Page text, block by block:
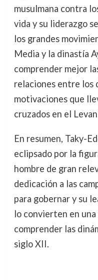
musulmana contra
vida y su liderazgo
los grandes
Media y la dinastía
comprender mejor
relaciones entre los
motivaciones que
cruzados en el
En resumen, Taky-
eclipsado por la
hombre de gran
dedicación a las
para gobernar y su
lo convierten en
comprender las
siglo XII.